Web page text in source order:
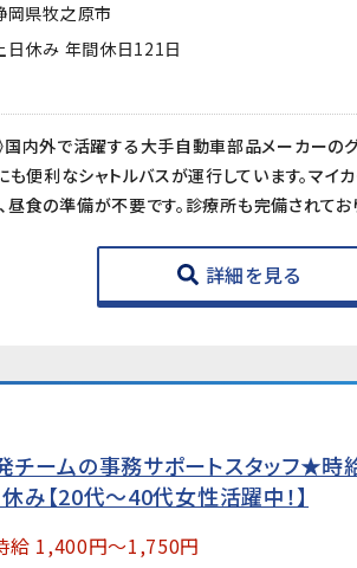
岡県牧之原市
日休み 年間休日121日
詳細を見る
発チームの事務サポートスタッフ★
み【20代〜40代女性活躍中！】
給 1,400円～1,750円